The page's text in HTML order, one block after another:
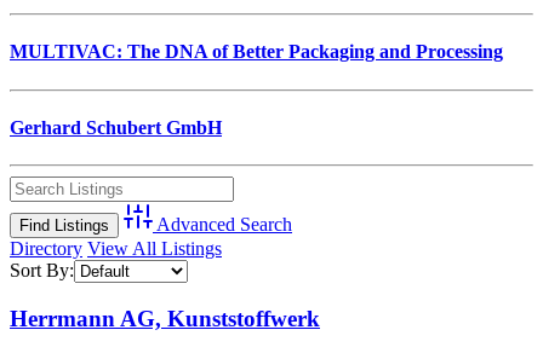
MULTIVAC: The DNA of Better Packaging and Processing
Gerhard Schubert GmbH
Advanced Search
Directory View All Listings
Sort By:
Herrmann AG, Kunststoffwerk